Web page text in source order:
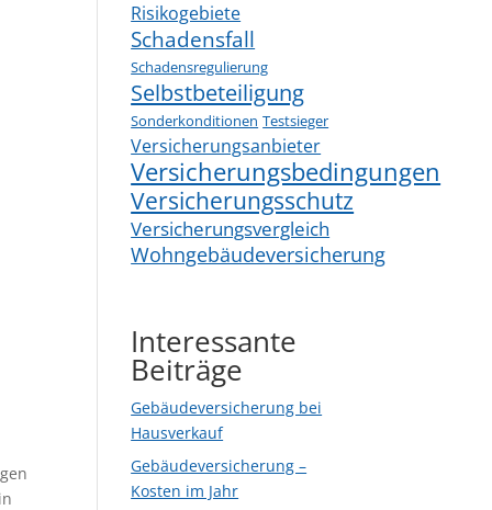
Risikogebiete
Schadensfall
Schadensregulierung
Selbstbeteiligung
Sonderkonditionen Testsieger
Versicherungsanbieter
Versicherungsbedingungen
Versicherungsschutz
Versicherungsvergleich
Wohngebäudeversicherung
Interessante
Beiträge
Gebäudeversicherung bei
Hausverkauf
Gebäudeversicherung –
Kosten im Jahr